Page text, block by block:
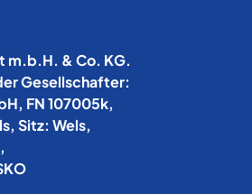
m.b.H. & Co. KG.
Gesellschafter:
FN 107005k,
Sitz: Wels,